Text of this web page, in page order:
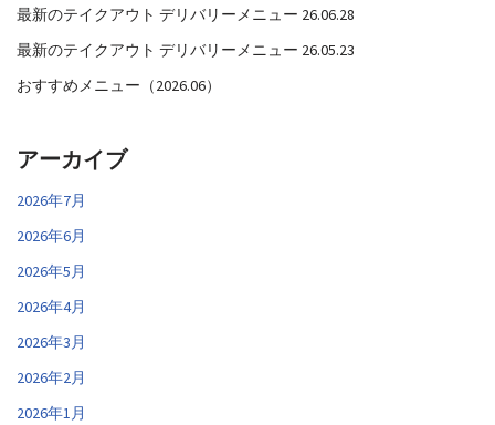
最新のテイクアウト デリバリーメニュー 26.06.28
最新のテイクアウト デリバリーメニュー 26.05.23
おすすめメニュー（2026.06）
アーカイブ
2026年7月
2026年6月
2026年5月
2026年4月
2026年3月
2026年2月
2026年1月